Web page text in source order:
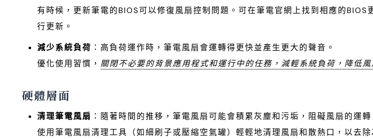
有時候，更新筆電的BIOS可以修復風扇控制問題。可在筆電官網上找到相應的BIOS
行更新。
減少系統負荷 ：高負荷運作時，筆電風扇會運轉得更快並產生更大的聲音。
優化使用習慣， 關閉不必要的背景應用程式和運行中的任務，減輕系統負荷，降低風
硬體層面
清理筆電風扇 ：隨著時間的推移，筆電風扇可能會積累灰塵和污垢，阻礙風扇的運轉
使用筆電風扇清理工具（如細刷子或壓縮空氣罐）輕輕地清理風扇和散熱口，以去除